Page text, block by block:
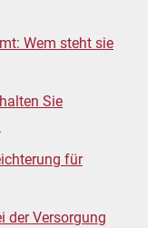
Wem steht sie
Sie
für
der Versorgung